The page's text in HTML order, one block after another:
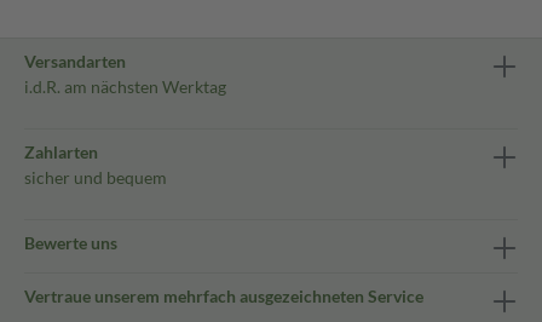
Versandarten
i.d.R. am nächsten Werktag
Zahlarten
sicher und bequem
Bewerte uns
Vertraue unserem mehrfach ausgezeichneten Service